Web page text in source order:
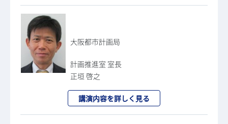
大阪都市計画局
計画推進室 室長
正垣 啓之
講演内容を詳しく見る